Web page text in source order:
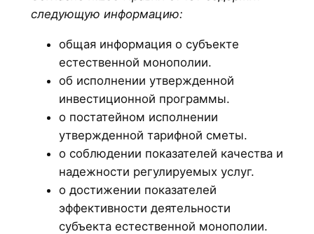
следующую информацию:
общая информация о субъекте
естественной монополии.
об исполнении утвержденной
инвестиционной программы.
о постатейном исполнении
утвержденной тарифной сметы.
о соблюдении показателей качества и
надежности регулируемых услуг.
о достижении показателей
эффективности деятельности
субъекта естественной монополии.